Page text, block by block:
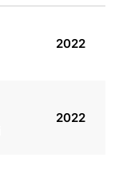
2022
2022